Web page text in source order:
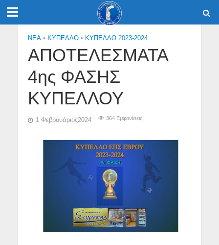
NEA • ΚΎΠΕΛΛΟ • ΚΥΠΕΛΛΟ 2023-2024
ΑΠΟΤΕΛΕΣΜΑΤΑ
4ης ΦΑΣΗΣ
ΚΥΠΕΛΛΟΥ
1 Φεβρουάριος2024 364 Εμφανίσεις